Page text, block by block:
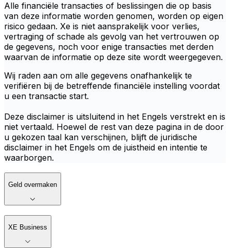
Alle financiële transacties of beslissingen die op basis
van deze informatie worden genomen, worden op eigen
risico gedaan. Xe is niet aansprakelijk voor verlies,
vertraging of schade als gevolg van het vertrouwen op
de gegevens, noch voor enige transacties met derden
waarvan de informatie op deze site wordt weergegeven.
Wij raden aan om alle gegevens onafhankelijk te
verifiëren bij de betreffende financiële instelling voordat
u een transactie start.
Deze disclaimer is uitsluitend in het Engels verstrekt en is
niet vertaald. Hoewel de rest van deze pagina in de door
u gekozen taal kan verschijnen, blijft de juridische
disclaimer in het Engels om de juistheid en intentie te
waarborgen.
Geld overmaken
XE Business